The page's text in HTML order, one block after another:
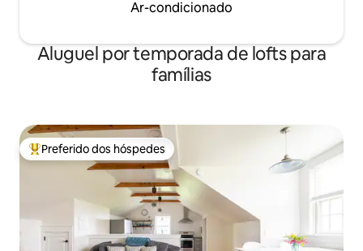
Ar-condicionado
Aluguel por temporada de lofts para
famílias
Entre os melhores preferidos dos hóspedes
Preferido dos hóspedes